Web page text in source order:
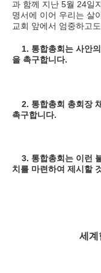
과 함께 지난 5월 24일
명서에 이어 우리는 살
교회 앞에서 엄중하고
1. 통합총회는 사안
을 촉구합니다.
2. 통합총회 총회장
촉구합니다.
3. 통합총회는 이런
치를 마련하여 제시할
세계